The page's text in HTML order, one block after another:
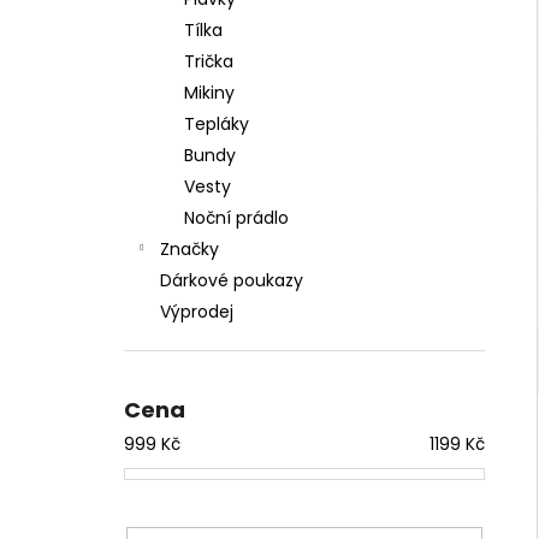
Tílka
Trička
Mikiny
Tepláky
Bundy
Vesty
Noční prádlo
Značky
Dárkové poukazy
Výprodej
Cena
999 Kč 1199 Kč